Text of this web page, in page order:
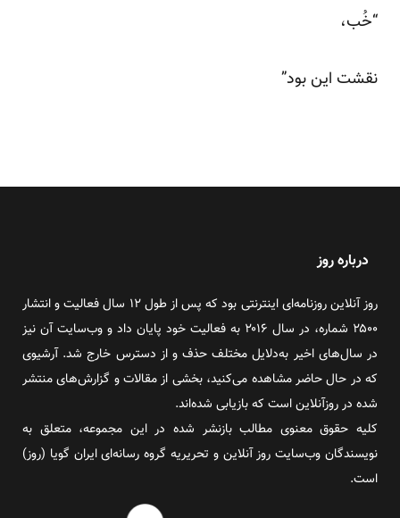
“خُب،
نقشت این بود”
درباره روز
روز آنلاین روزنامه‌ای اینترنتی بود که پس از طول ۱۲ سال فعالیت و انتشار
۲۵۰۰ شماره، در سال ۲۰۱۶ به فعالیت خود پایان داد و وب‌سایت آن نیز
در سال‌های اخیر به‌دلایل مختلف حذف و از دسترس خارج شد. آرشیوی
که در حال حاضر مشاهده می‌کنید، بخشی از مقالات و گزارش‌های منتشر
شده در روزآنلاین است که بازیابی شده‌اند.
کلیه حقوق معنوی مطالب بازنشر شده در این مجموعه، متعلق به
نویسندگان وب‌سایت روز آنلاین و تحریریه گروه رسانه‌ای ایران گویا (روز)
است.